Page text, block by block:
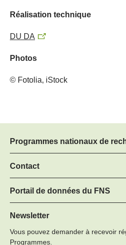
Réalisation technique
DU DA
Photos
© Fotolia, iStock
Programmes nationaux de
Vous trouverez ici des informations
nationaux de recherche (PNR) :
Tous les PNR
Contact
Martin Christen, FNS
Regine Maritz, FNS
Managers du programme
Tél.: +
E-mail:
Portail de données du FNS
Vous trouverez ici des informations
recherche et les subsides approuvés
Recherche de projets
Newsletter
Vous pouvez demander à recevoir
Programmes.